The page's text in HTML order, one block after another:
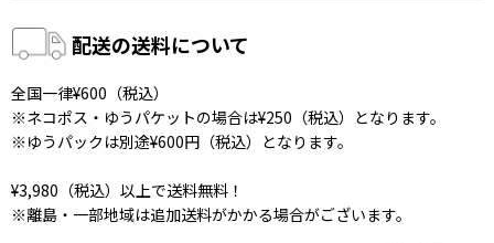
配送の送料について
全国一律¥600（税込）
※ネコポス・ゆうパケットの場合は¥250（税込）となります。
※ゆうパックは別途¥600円（税込）となります。
¥3,980（税込）以上で送料無料！
※離島・一部地域は追加送料がかかる場合がございます。